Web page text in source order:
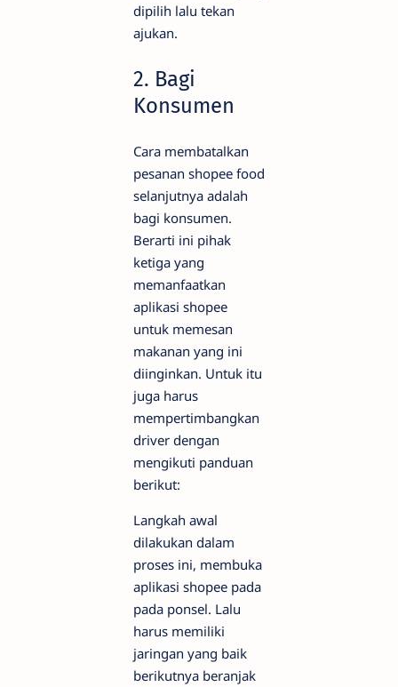
dipilih lalu tekan
ajukan.
2. Bagi
Konsumen
Cara membatalkan
pesanan shopee food
selanjutnya adalah
bagi konsumen.
Berarti ini pihak
ketiga yang
memanfaatkan
aplikasi shopee
untuk memesan
makanan yang ini
diinginkan. Untuk itu
juga harus
mempertimbangkan
driver dengan
mengikuti panduan
berikut:
Langkah awal
dilakukan dalam
proses ini, membuka
aplikasi shopee pada
pada ponsel. Lalu
harus memiliki
jaringan yang baik
berikutnya beranjak